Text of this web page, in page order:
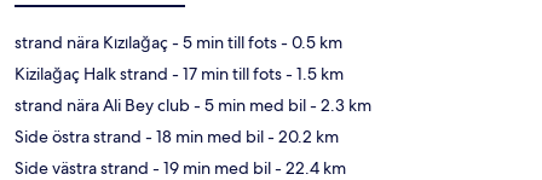
strand nära Kızılağaç- 5 min till fots- 0.5 km
Kizilağaç Halk strand - 17 min till fots- 1.5 km
strand nära Ali Bey club- 5 min med bil- 2.3 km
Side östra strand - 18 min med bil- 20.2 km
Side västra strand - 19 min med bil- 22.4 km